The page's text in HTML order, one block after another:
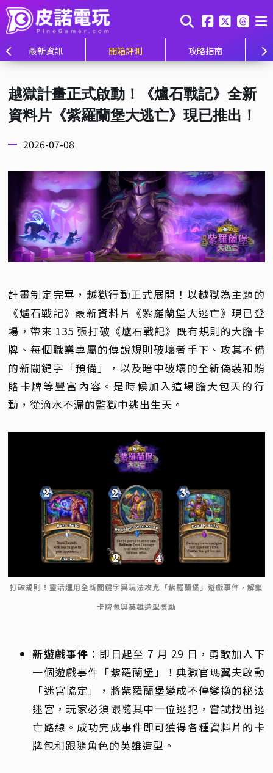
最新資訊 開箱評測 攻略指南
越獄計畫正式啟動！《爐石戰記》全新
資料片《紫羅蘭堡大逃亡》現已推出！
2026-07-08
計畫制定完畢，越獄行動正式展開！以越獄為主題的
《爐石戰記》最新資料片《紫羅蘭堡大逃亡》現已登
場，帶來 135 張打破《爐石戰記》既有規則的大膽卡
牌、每個職業專屬的傳說規則破壞者手下、攻其不備
的新關鍵字「預備」，以及暗中破壞的全新偽裝和賄
賂卡牌等豐富內容。是時候加入這場膽大包天的行
動，從滴水不漏的監獄中逃出生天。
打破規則！靈活運用全新關鍵字與玩法攻克「紫羅蘭堡」遊戲事件，解鎖
卡牌包與英雄造型獎勵
新遊戲事件 ：即日起至 7 月 29 日，勇敢加入下
一個遊戲事件「紫羅蘭堡」！典獄官瑪翼夫啟動
「迷宮協定」，將紫羅蘭堡變成不停變換的秘法
迷宮，玩家必須跟隨其中一位逃犯，嘗試找出逃
亡路線。成功完成事件即可獲得各種資料片的卡
牌包和跟隨角色的英雄造型。